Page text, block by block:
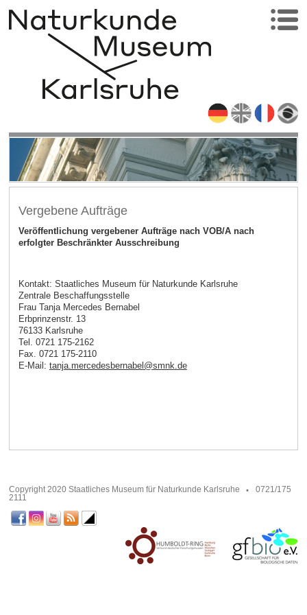
Vergebene Aufträge
Veröffentlichung vergebener Aufträge nach VOB/A nach
erfolgter Beschränkter Ausschreibung
Kontakt: Staatliches Museum für Naturkunde Karlsruhe
Zentrale Beschaffungsstelle
Frau Tanja Mercedes Bernabel
Erbprinzenstr. 13
76133 Karlsruhe
Tel. 0721 175-2162
Fax. 0721 175-2110
E-Mail: tanja.mercedesbernabel @smnk.de
Copyright 2020 Staatliches Museum für Naturkunde Karlsruhe
0721/175
2111